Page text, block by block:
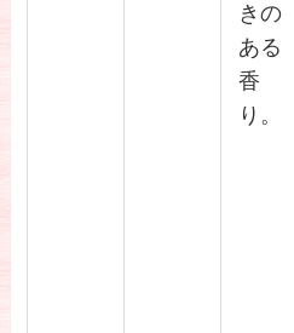
きの
ある
香
り。